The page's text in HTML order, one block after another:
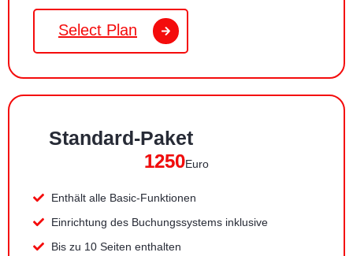
Select Plan
Standard-Paket
1250Euro
Enthält alle Basic-Funktionen
Einrichtung des Buchungssystems inklusive
Bis zu 10 Seiten enthalten